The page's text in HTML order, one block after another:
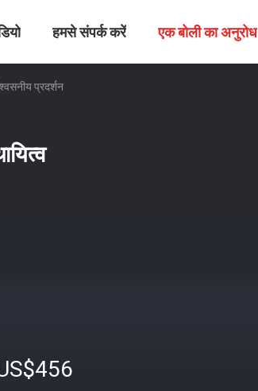
हमसे संपर्क करें एक बोली का अनुरोध
प्रदर्शन